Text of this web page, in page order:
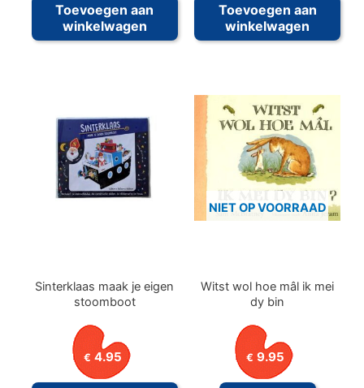
Toevoegen aan
winkelwagen
Toevoegen aan
winkelwagen
Sinterklaas maak je eigen
stoomboot
€ 4.95
NIET OP VOORRAAD
Witst wol hoe mâl ik mei
dy bin
€ 9.95